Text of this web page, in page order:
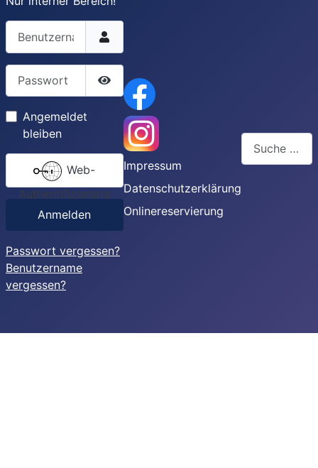
Passwort
Passwort anzeigen
Angemeldet
bleiben
Web-
Authentifizierung
Anmelden
Passwort vergessen?
Benutzername
vergessen?
Impressum
Datenschutzerklärung
Onlinereservierung
Suchen